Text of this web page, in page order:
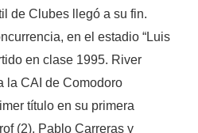
de Clubes llegó a su fin.
en el estadio “Luis
en clase 1995. River
la CAI de Comodoro
título en su primera
(2), Pablo Carreras y